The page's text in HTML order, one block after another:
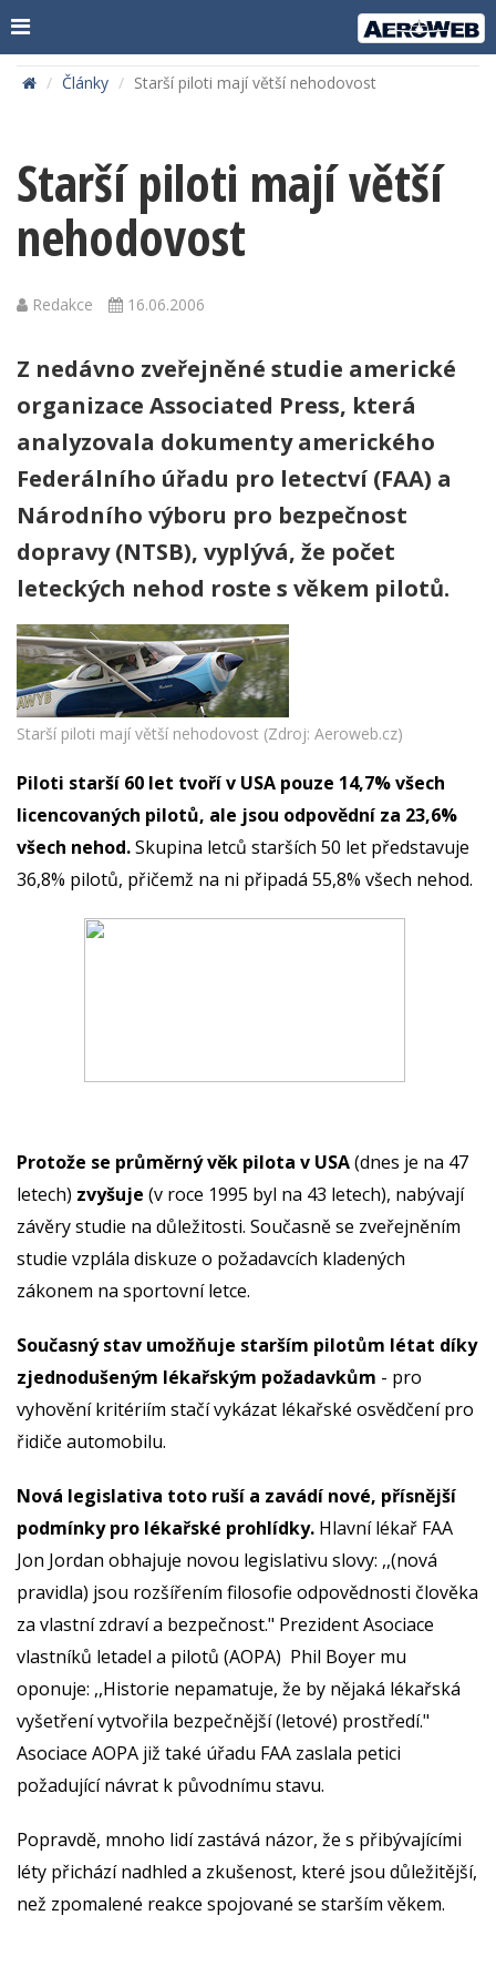
Články Starší piloti mají větší nehodovost
Starší piloti mají větší
nehodovost
Redakce 16.06.2006
Z nedávno zveřejněné studie americké
organizace Associated Press, která
analyzovala dokumenty amerického
Federálního úřadu pro letectví (FAA) a
Národního výboru pro bezpečnost
dopravy (NTSB), vyplývá, že počet
leteckých nehod roste s věkem pilotů.
Starší piloti mají větší nehodovost (Zdroj: Aeroweb.cz)
Piloti starší 60 let tvoří v USA pouze 14,7% všech
licencovaných pilotů, ale jsou odpovědní za 23,6%
všech nehod.Skupina letců starších 50 let představuje
36,8% pilotů, přičemž na ni připadá 55,8% všech nehod.
Protože se průměrný věk pilota v USA(dnes je na 47
letech) zvyšuje (v roce 1995 byl na 43 letech), nabývají
závěry studie na důležitosti. Současně se zveřejněním
studie vzplála diskuze o požadavcích kladených
zákonem na sportovní letce.
Současný stav umožňuje starším pilotům létat díky
zjednodušeným lékařským požadavkům - pro
vyhovění kritériím stačí vykázat lékařské osvědčení pro
řidiče automobilu.
Nová legislativa toto ruší a zavádí nové, přísnější
podmínky pro lékařské prohlídky. Hlavní lékař FAA
Jon Jordan obhajuje novou legislativu slovy: ,,(nová
pravidla) jsou rozšířením filosofie odpovědnosti člověka
za vlastní zdraví a bezpečnost." Prezident Asociace
vlastníků letadel a pilotů (AOPA) Phil Boyer mu
oponuje: ,,Historie nepamatuje, že by nějaká lékařská
vyšetření vytvořila bezpečnější (letové) prostředí."
Asociace AOPA již také úřadu FAA zaslala petici
požadující návrat k původnímu stavu.
Popravdě, mnoho lidí zastává názor, že s přibývajícími
léty přichází nadhled a zkušenost, které jsou důležitější,
než zpomalené reakce spojované se starším věkem.